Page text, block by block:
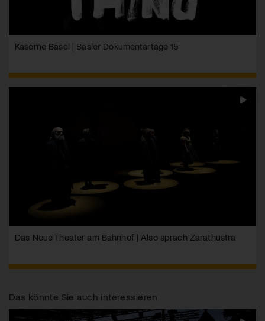
Kaserne Basel | Basler Dokumentartage 15
Das Neue Theater am Bahnhof | Also sprach Zarathustra
Das könnte Sie auch interessieren